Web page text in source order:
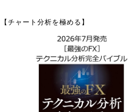
【チャート分析を極める】